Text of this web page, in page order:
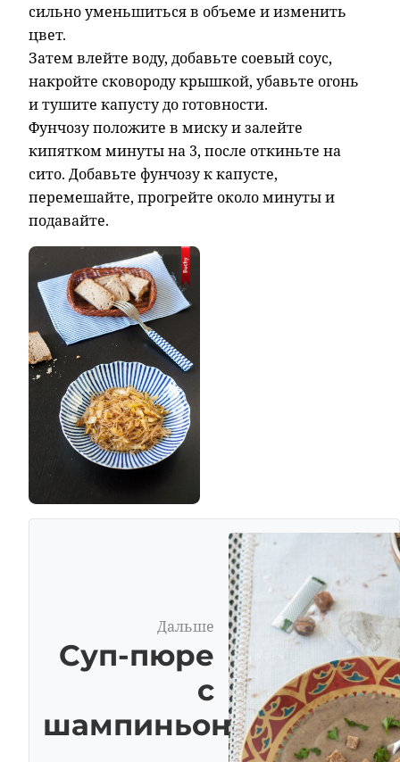
сильно уменьшиться в объеме и изменить
цвет.
Затем влейте воду, добавьте соевый соус,
накройте сковороду крышкой, убавьте огонь
и тушите капусту до готовности.
Фунчозу положите в миску и залейте
кипятком минуты на 3, после откиньте на
сито. Добавьте фунчозу к капусте,
перемешайте, прогрейте около минуты и
подавайте.
Дальше
Суп-пюре
с
шампиньонами